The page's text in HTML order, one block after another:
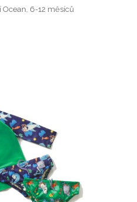
Ocean, 6-12 měsíců